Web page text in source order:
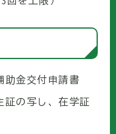
助金交付申請書
証の写し、在学証